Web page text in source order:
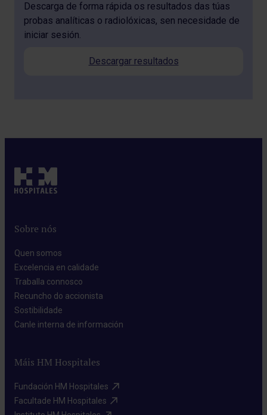
Descarga de forma rápida os resultados das túas
probas analíticas o radiolóxicas, sen necesidade de
iniciar sesión.
Descargar resultados
Sobre nós
Quen somos​
Excelencia en calidade​
Traballa connosco​
Recuncho do accionista​
Sostibilidade​
Canle interna de información​
Máis HM Hospitales
Fundación HM Hospitales​
Facultade HM Hospitales​